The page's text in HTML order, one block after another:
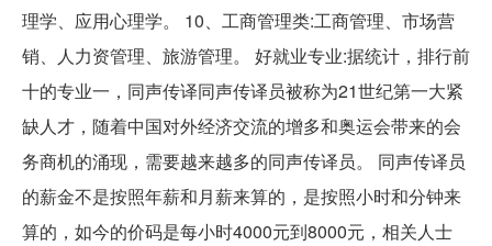
理学、应用心理学。 10、工商管理类:工商管理、市场营
销、人力资管理、旅游管理。 好就业专业:据统计，排行前
十的专业一，同声传译同声传译员被称为21世纪第一大紧
缺人才，随着中国对外经济交流的增多和奥运会带来的会
务商机的涌现，需要越来越多的同声传译员。 同声传译员
的薪金不是按照年薪和月薪来算的，是按照小时和分钟来
算的，如今的价码是每小时4000元到8000元，相关人士